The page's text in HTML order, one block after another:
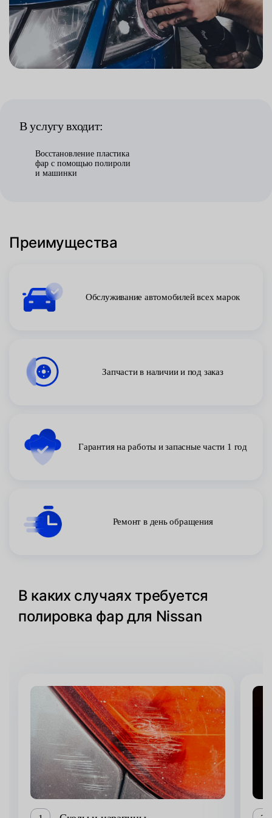
В услугу входит:
Восстановление пластика
фар с помощью полироли
и машинки
Преимущества
Обслуживание автомобилей всех марок
Запчасти в наличии и под заказ
Гарантия на работы и запасные части 1 год
Ремонт в день обращения
В каких случаях требуется
полировка фар для Nissan